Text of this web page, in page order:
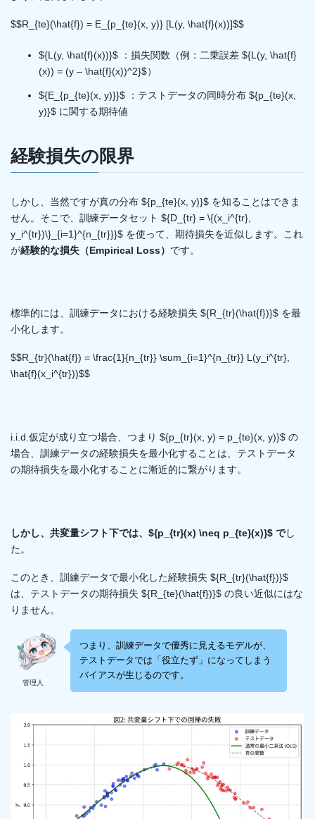
$$R_{te}(\hat{f}) = E_{p_{te}(x, y)} [L(y, \hat{f}(x))]$$
${L(y, \hat{f}(x))}$ ：損失関数（例：二乗誤差 ${L(y, \hat{f}
(x)) = (y – \hat{f}(x))^2}$）
${E_{p_{te}(x, y)}}$ ：テストデータの同時分布 ${p_{te}(x,
y)}$ に関する期待値
経験損失の限界
しかし、当然ですが真の分布 ${p_{te}(x, y)}$ を知ることはできま
せん。そこで、訓練データセット ${D_{tr} = \{(x_i^{tr},
y_i^{tr})\}_{i=1}^{n_{tr}}}$ を使って、期待損失を近似します。これ
が経験的な損失（Empirical Loss） です。
標準的には、訓練データにおける経験損失 ${R_{tr}(\hat{f})}$ を最
小化します。
$$R_{tr}(\hat{f}) = \frac{1}{n_{tr}} \sum_{i=1}^{n_{tr}} L(y_i^{tr},
\hat{f}(x_i^{tr}))$$
i.i.d.仮定が成り立つ場合、つまり ${p_{tr}(x, y) = p_{te}(x, y)}$ の
場合、訓練データの経験損失を最小化することは、テストデータ
の期待損失を最小化することに漸近的に繋がります。
しかし、共変量シフト下では、${p_{tr}(x) \neq p_{te}(x)}$ でし
た。
このとき、訓練データで最小化した経験損失 ${R_{tr}(\hat{f})}$
は、テストデータの期待損失 ${R_{te}(\hat{f})}$ の良い近似にはな
りません。
管理人
つまり、訓練データで優秀に見えるモデルが、
テストデータでは「役立たず」になってしまう
バイアスが生じるのです。